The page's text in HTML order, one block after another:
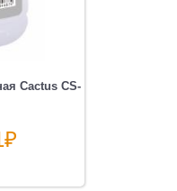
Cactus CS-
₽